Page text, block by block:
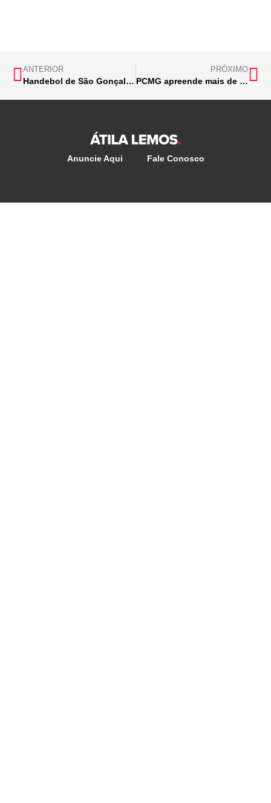
ANTERIOR
Handebol de São Gonçalo conquista título e vice no Campeonato Mineiro Júnior Sub-21
PRÓXIMO
PCMG apreende mais de 350 quilos de maconha em Santa Luzia
Anuncie Aqui Fale Conosco